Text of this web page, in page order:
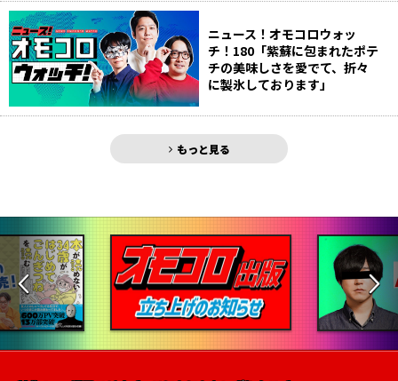
ニュース！オモコロウォッ
チ！180「紫蘇に包まれたポテ
チの美味しさを愛でて、折々
に製氷しております」
もっと見る